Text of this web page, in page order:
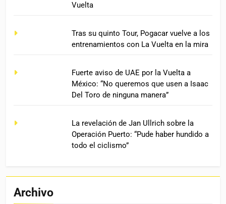
Vuelta
Tras su quinto Tour, Pogacar vuelve a los
entrenamientos con La Vuelta en la mira
Fuerte aviso de UAE por la Vuelta a
México: “No queremos que usen a Isaac
Del Toro de ninguna manera”
La revelación de Jan Ullrich sobre la
Operación Puerto: “Pude haber hundido a
todo el ciclismo”
Archivo